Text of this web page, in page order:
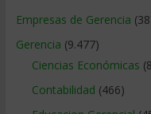
Empresas de Gerencia
Gerencia (9.477)
Ciencias Económicas
Contabilidad (466)